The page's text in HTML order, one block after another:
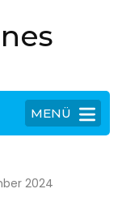
MENÜ
2024